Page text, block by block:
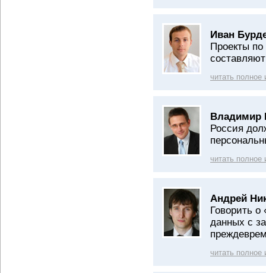
Иван
Проекты
читать полное
Владимир
Россия
читать полное
Андрей
Говорить
данных с
читать полное